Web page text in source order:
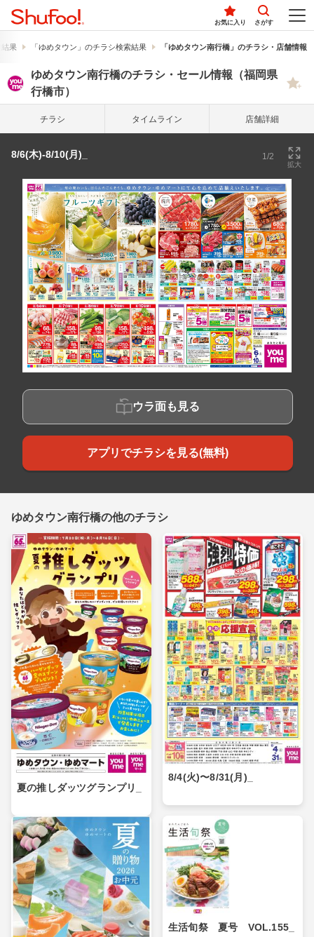
お気に入り さがす
結果 「ゆめタウン」のチラシ検索結果 「ゆめタウン南行橋」のチラシ・店舗情報
ゆめタウン南行橋のチラシ・セール情報（福岡県
行橋市）
チラシ タイム ライン 店舗詳細
8/6(木)-8/10(月)_ 1/2
拡大
ウラ面も見る
アプリでチラシを見る(無料)
ゆめタウン南行橋の他のチラシ
夏の推しダッツグランプリ_
8/4(火)〜8/31(月)_
生活旬祭 夏号 VOL.155_